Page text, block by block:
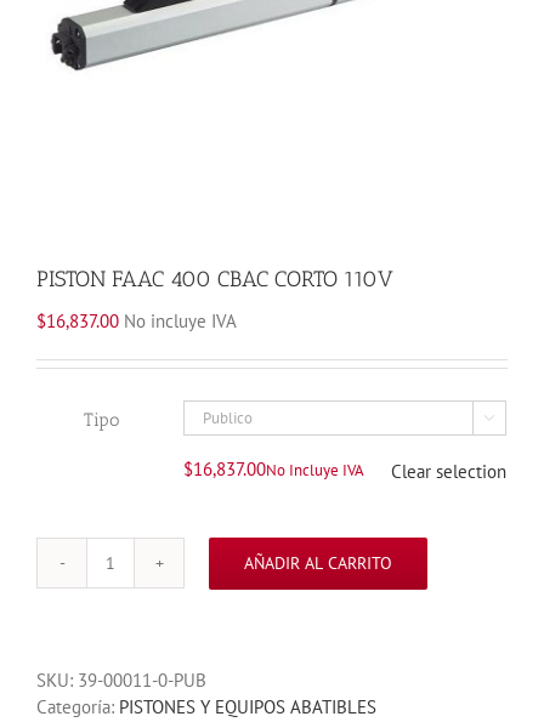
PISTON FAAC 400 CBAC CORTO 110V
$16,837.00 No incluye IVA
Tipo 
$16,837.00No Incluye IVA Clear selection
PISTON
CORTO
110V
AÑADIR AL CARRITO
SKU: 39-00011-0-PUB
Categoría: PISTONES Y EQUIPOS ABATIBLES